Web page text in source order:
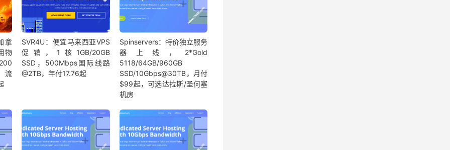
拿
物
流
SVR4U：便宜马来西亚VPS
促销，1核1GB/20GB
SSD，500Mbps国际线路
@2TB，年付17.76起
Spinservers：特价独立服务
器上线，2*Gold
5118/64GB/960GB
SSD/10Gbps@30TB，月付
$99起，可选达拉斯/圣何塞
机房